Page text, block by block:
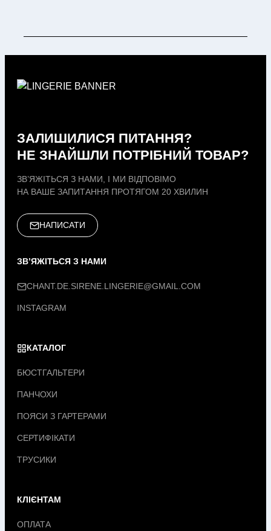
ЗАЛИШИЛИСЯ ПИТАННЯ?
НЕ ЗНАЙШЛИ ПОТРІБНИЙ ТОВАР?
ЗВ’ЯЖІТЬСЯ З НАМИ, І МИ ВІДПОВІМО
НА ВАШЕ ЗАПИТАННЯ ПРОТЯГОМ 20 ХВИЛИН
НАПИСАТИ
ЗВ’ЯЖІТЬСЯ З НАМИ
CHANT.DE.SIRENE.LINGERIE@GMAIL.COM
INSTAGRAM
КАТАЛОГ
БЮСТГАЛЬТЕРИ
ПАНЧОХИ
ПОЯСИ З ГАРТЕРАМИ
СЕРТИФІКАТИ
ТРУСИКИ
КЛІЄНТАМ
ОПЛАТА